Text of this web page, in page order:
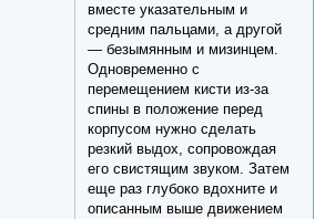
вместе указательным и
средним пальцами, а другой
— безымянным и мизинцем.
Одновременно с
перемещением кисти из-за
спины в положение перед
корпусом нужно сделать
резкий выдох, сопровождая
его свистящим звуком. Затем
еще раз глубоко вдохните и
описанным выше движением